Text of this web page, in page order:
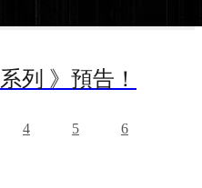
Tidal 家訪系列 》預告！
4 5 6